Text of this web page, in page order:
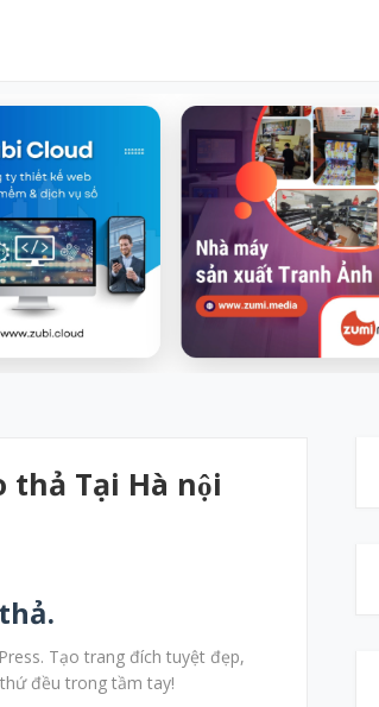
thả Tại Hà nội
Tạo trang đích tuyệt đẹp,
đều trong tầm tay!